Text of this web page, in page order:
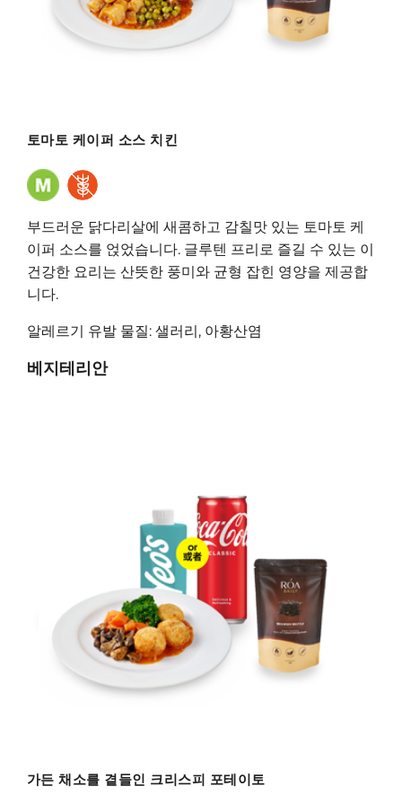
토마토 케이퍼 소스 치킨
부드러운 닭다리살에 새콤하고 감칠맛 있는 토마토 케
이퍼 소스를 얹었습니다. 글루텐 프리로 즐길 수 있는 이
건강한 요리는 산뜻한 풍미와 균형 잡힌 영양을 제공합
니다.
알레르기 유발 물질: 샐러리, 아황산염
베지테리안
가든 채소를 곁들인 크리스피 포테이토